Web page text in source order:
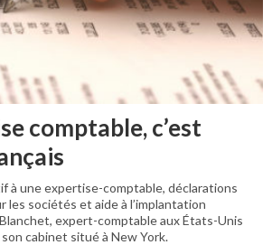
comptable, c’est
à une expertise-comptable, déclarations
les sociétés et aide à l’implantation
expert-comptable aux États-Unis
cabinet situé à New York.